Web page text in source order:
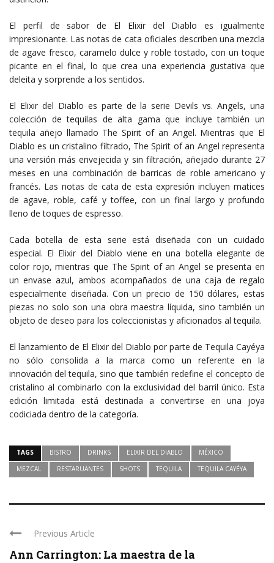
El perfil de sabor de El Elixir del Diablo es igualmente
impresionante. Las notas de cata oficiales describen una mezcla
de agave fresco, caramelo dulce y roble tostado, con un toque
picante en el final, lo que crea una experiencia gustativa que
deleita y sorprende a los sentidos.
El Elixir del Diablo es parte de la serie Devils vs. Angels, una
colección de tequilas de alta gama que incluye también un
tequila añejo llamado The Spirit of an Angel. Mientras que El
Diablo es un cristalino filtrado, The Spirit of an Angel representa
una versión más envejecida y sin filtración, añejado durante 27
meses en una combinación de barricas de roble americano y
francés. Las notas de cata de esta expresión incluyen matices
de agave, roble, café y toffee, con un final largo y profundo
lleno de toques de espresso.
Cada botella de esta serie está diseñada con un cuidado
especial. El Elixir del Diablo viene en una botella elegante de
color rojo, mientras que The Spirit of an Angel se presenta en
un envase azul, ambos acompañados de una caja de regalo
especialmente diseñada. Con un precio de 150 dólares, estas
piezas no solo son una obra maestra líquida, sino también un
objeto de deseo para los coleccionistas y aficionados al tequila.
El lanzamiento de El Elixir del Diablo por parte de Tequila Cayéya
no sólo consolida a la marca como un referente en la
innovación del tequila, sino que también redefine el concepto de
cristalino al combinarlo con la exclusividad del barril único. Esta
edición limitada está destinada a convertirse en una joya
codiciada dentro de la categoría.
TAGS BISTRO DRINKS ELIXIR DEL DIABLO
MÉXICO
MEZCAL
RESTARUANTES SHOTS TEQUILA TEQUILA CAYÉYA
Previous Article
Ann Carrington: La maestra de la